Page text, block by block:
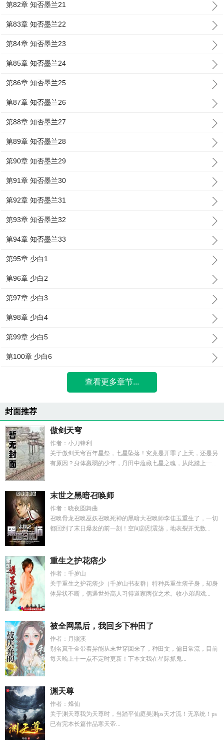
第82章 知否墨兰21
第83章 知否墨兰22
第84章 知否墨兰23
第85章 知否墨兰24
第86章 知否墨兰25
第87章 知否墨兰26
第88章 知否墨兰27
第89章 知否墨兰28
第90章 知否墨兰29
第91章 知否墨兰30
第92章 知否墨兰31
第93章 知否墨兰32
第94章 知否墨兰33
第95章 少白1
第96章 少白2
第97章 少白3
第98章 少白4
第99章 少白5
第100章 少白6
查看更多章节...
封面推荐
傲剑天穹
作者：小刀锋利
关于傲剑天穹百年星祭，七星坠落！究竟是开罪了上天，还是另
有原因？身体羸弱的少年，丹田中蕴藏七星之魂，从此踏上一...
末世之黑暗召唤师
作者：晓夜圆舞曲
召唤骨龙召唤巫妖召唤死神的黑暗大召唤师李佳玉重生了，一切
都回到了末日爆发的前一刻！空间剧烈震荡，地表裂开无数...
重生之护花痞少
作者：千岁山
关于重生之护花痞少（千岁山书友群）特种兵重生痞子身，却身
体异状不断，偶遇世外高人习得道家两仪之术。收小弟调戏...
被全网黑后，我回乡下种田了
作者：月照溪
别名真千金带着异能从末世穿回来了，种田文，偏日常流，目前
每天晚上十一点不定时更新！下本文我在星际抓鬼...
渊天尊
作者：烽仙
关于渊天尊我为天尊时，当踏平仙庭吴渊ps天才流！无系统！ps
已有完本长篇作品寒天帝...